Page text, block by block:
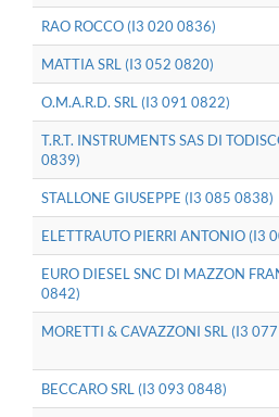
RAO ROCCO (I3 020 0836)
MATTIA SRL (I3 052 0820)
O.M.A.R.D. SRL (I3 091 0822)
T.R.T. INSTRUMENTS SAS DI
0839)
STALLONE GIUSEPPE (I3 085 0838)
ELETTRAUTO PIERRI ANTONIO (I3
EURO DIESEL SNC DI MAZZON
0842)
MORETTI & CAVAZZONI SRL (I3
BECCARO SRL (I3 093 0848)